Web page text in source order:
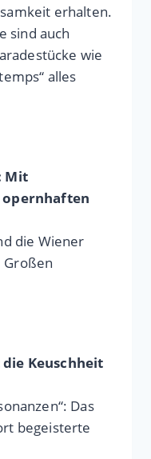
erhalten.
sind auch
wie
alles
Mit
opernhaften
die Wiener
Keuschheit
Das
begeisterte